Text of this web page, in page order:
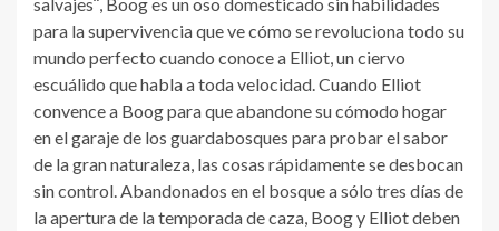
para la supervivencia que ve cómo se revoluciona todo su
mundo perfecto cuando conoce a Elliot, un ciervo
escuálido que habla a toda velocidad. Cuando Elliot
convence a Boog para que abandone su cómodo hogar
en el garaje de los guardabosques para probar el sabor
de la gran naturaleza, las cosas rápidamente se desbocan
sin control. Abandonados en el bosque a sólo tres días de
la apertura de la temporada de caza, Boog y Elliot deben